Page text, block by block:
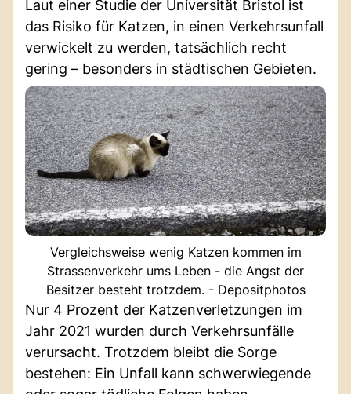
Laut einer Studie der Universität Bristol ist
das Risiko für Katzen, in einen Verkehrsunfall
verwickelt zu werden, tatsächlich recht
gering – besonders in städtischen Gebieten.
Vergleichsweise wenig Katzen kommen im
Strassenverkehr ums Leben - die Angst der
Besitzer besteht trotzdem. - Depositphotos
Nur 4 Prozent der Katzenverletzungen im
Jahr 2021 wurden durch Verkehrsunfälle
verursacht. Trotzdem bleibt die Sorge
bestehen: Ein Unfall kann schwerwiegende